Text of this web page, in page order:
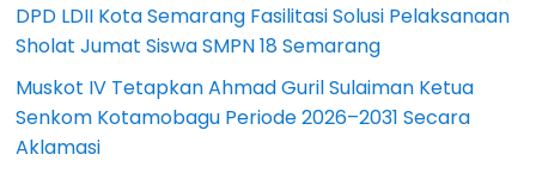
DPD LDII Kota Semarang Fasilitasi Solusi Pelaksanaan
Sholat Jumat Siswa SMPN 18 Semarang
Muskot IV Tetapkan Ahmad Guril Sulaiman Ketua
Senkom Kotamobagu Periode 2026–2031 Secara
Aklamasi